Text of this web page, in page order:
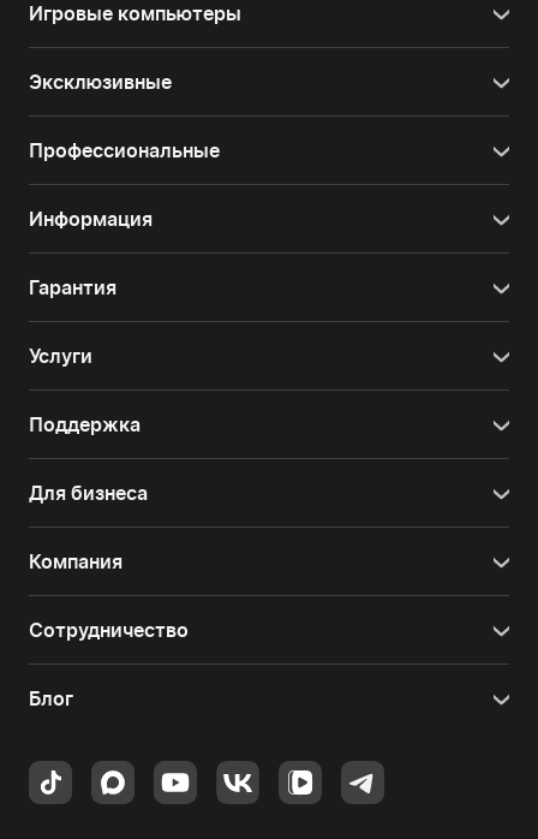
Игровые компьютеры
Эксклюзивные
Профессиональные
Информация
Гарантия
Услуги
Поддержка
Для бизнеса
Компания
Сотрудничество
Блог